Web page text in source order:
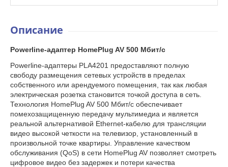
Описание
Powerline-адаптер HomePlug AV 500 Мбит/с
Powerline-адаптеры PLA4201 предоставляют полную
свободу размещения сетевых устройств в пределах
собственного или арендуемого помещения, так как любая
электрическая розетка становится точкой доступа в сеть.
Технология HomePlug AV 500 Мбит/с обеспечивает
помехозащищенную передачу мультимедиа и является
реальной альтернативой Ethernet-кабелю для трансляции
видео высокой четкости на телевизор, установленный в
произвольной точке квартиры. Управление качеством
обслуживания (QoS) в сети HomePlug AV позволяет смотреть
цифровое видео без задержек и потери качества